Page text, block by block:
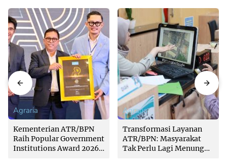
Agraria
Kementerian ATR/BPN
Raih Popular Government
Institutions Award 2026
Agraria
Transformasi Layanan
ATR/BPN: Masyarakat
Tak Perlu Lagi Menunggu